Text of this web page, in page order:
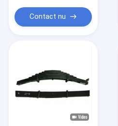
Contact nu